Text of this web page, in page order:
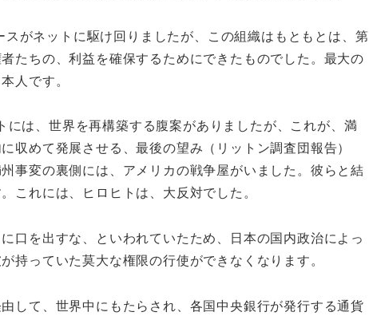
がネットに駆け回りましたが、この組織はもともとは、第
たちの、利益を確保するためにできたものでした。最大の
人です。
は、世界を再構築する腹案がありましたが、これが、満
収めて発展させる、最後の望み（リットン調査団報告）
事変の裏側には、アメリカの戦争屋がいました。彼らと結
これには、ヒロヒトは、大反対でした。
口を出すな、といわれていたため、日本の国内政治によっ
持っていた莫大な権限の行使ができなくなります。
して、世界中にもたらされ、各国中央銀行が発行する通貨